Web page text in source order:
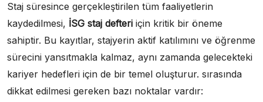
Staj süresince gerçekleştirilen tüm faaliyetlerin
kaydedilmesi, İSG staj defteri için kritik bir öneme
sahiptir. Bu kayıtlar, stajyerin aktif katılımını ve öğrenme
sürecini yansıtmakla kalmaz, aynı zamanda gelecekteki
kariyer hedefleri için de bir temel oluşturur. sırasında
dikkat edilmesi gereken bazı noktalar vardır: